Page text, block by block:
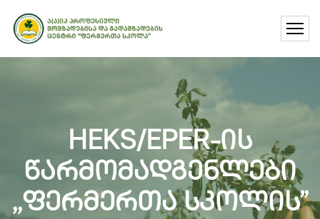
HEKS/EPER-ის
წარმომადგენლები
,,ფერმერთა სკოლის”